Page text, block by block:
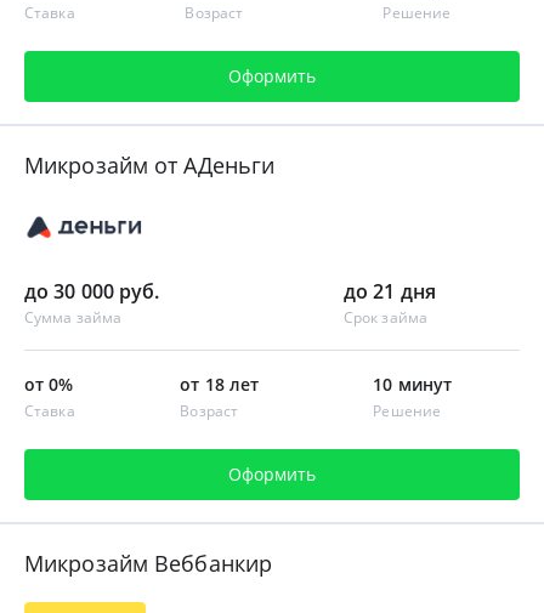
Ставка Возраст Решение
Оформить
Микрозайм от АДеньги
до 30 000 руб.
Сумма займа
до 21 дня
Срок займа
от 0%
Ставка
от 18 лет
Возраст
10 минут
Решение
Оформить
Микрозайм Веббанкир